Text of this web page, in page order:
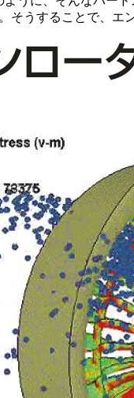
そうすることで、エ